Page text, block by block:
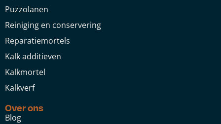
Puzzolanen
Reiniging en conservering
Reparatiemortels
Kalk additieven
Kalkmortel
Kalkverf
Over ons
Blog